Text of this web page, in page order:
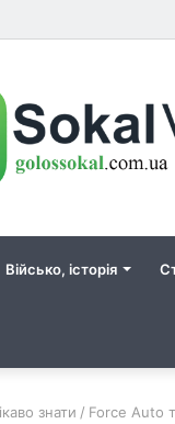
Військо, історія
знати / Force Auto